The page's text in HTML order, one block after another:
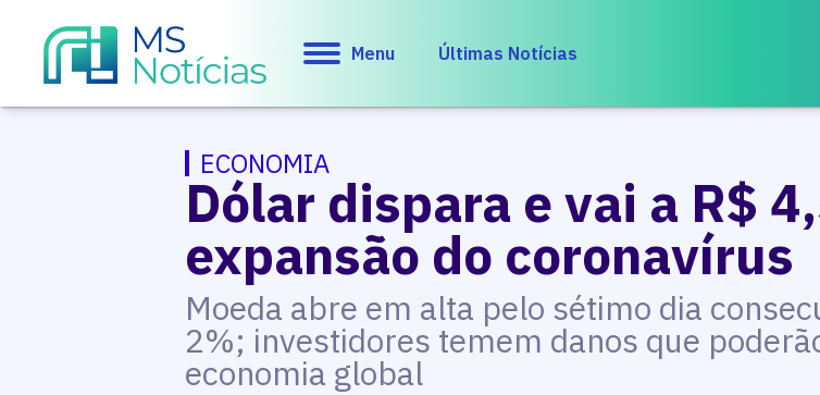
Menu Últimas Notícias
ECONOMIA
Dólar dispara e vai a R$
expansão do coronavírus
Moeda abre em alta pelo sétimo dia
2%; investidores temem danos que
economia global